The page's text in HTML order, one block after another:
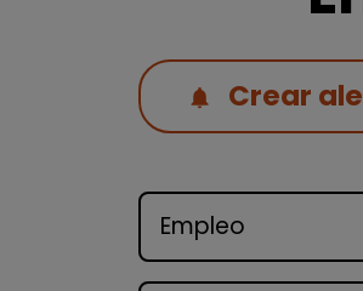
Crear
Tipo de oferta